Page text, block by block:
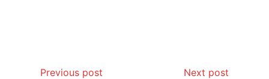
Previous post Next post